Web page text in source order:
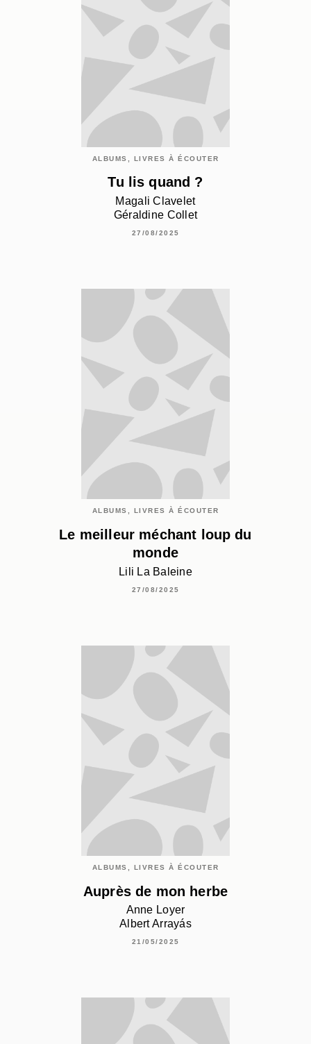
ALBUMS, LIVRES À ÉCOUTER
Tu lis quand ?
Magali Clavelet
Géraldine Collet
27/08/2025
ALBUMS, LIVRES À ÉCOUTER
Le meilleur méchant loup du
monde
Lili La Baleine
27/08/2025
ALBUMS, LIVRES À ÉCOUTER
Auprès de mon herbe
Anne Loyer
Albert Arrayás
21/05/2025